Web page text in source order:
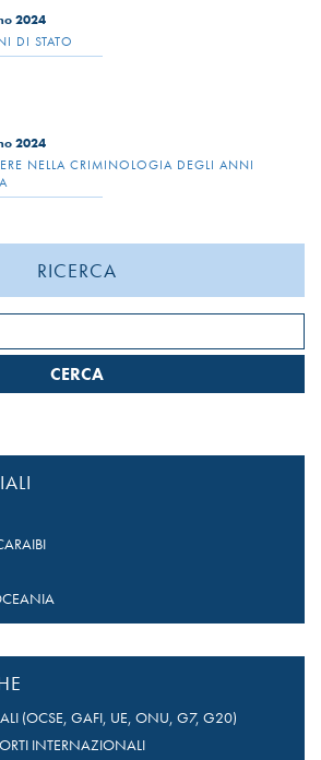
2024
DI STATO
2024
NELLA CRIMINOLOGIA DEGLI ANNI
RICERCA
(OCSE, GAFI, UE, ONU, G7, G20)
INTERNAZIONALI